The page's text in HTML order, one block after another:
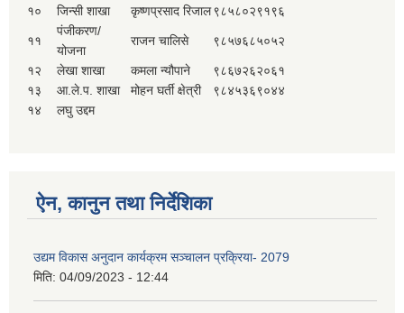
१०
जिन्सी शाखा कृष्णप्रसाद रिजाल९८५८०२९१९६
११
पंजीकरण/
योजना
राजन चालिसे ९८५७६८५०५२
१२ लेखा शाखा कमला न्यौपाने
९८६७२६२०६१
१३
आ.ले.प. शाखा मोहन घर्ती क्षेत्री
९८४५३६९०४४
१४
लघु उद्दम
ऐन, कानुन तथा निर्देशिका
उद्यम विकास अनुदान कार्यक्रम सञ्चालन प्रक्रिया- 2079
मिति: 04/09/2023 - 12:44